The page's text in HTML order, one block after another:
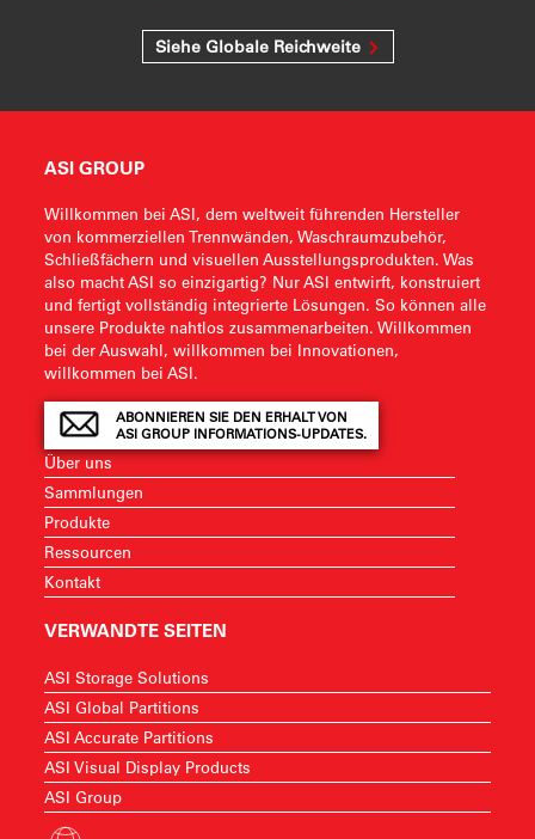
Siehe Globale Reichweite
ASI GROUP
Willkommen bei ASI, dem weltweit führenden Hersteller
von kommerziellen Trennwänden, Waschraumzubehör,
Schließfächern und visuellen Ausstellungsprodukten. Was
also macht ASI so einzigartig? Nur ASI entwirft, konstruiert
und fertigt vollständig integrierte Lösungen. So können alle
unsere Produkte nahtlos zusammenarbeiten. Willkommen
bei der Auswahl, willkommen bei Innovationen,
willkommen bei ASI.
ABONNIEREN SIE DEN ERHALT VON
ASI GROUP INFORMATIONS-UPDATES.
Über uns
Sammlungen
Produkte
Ressourcen
Kontakt
VERWANDTE SEITEN
ASI Storage Solutions
ASI Global Partitions
ASI Accurate Partitions
ASI Visual Display Products
ASI Group